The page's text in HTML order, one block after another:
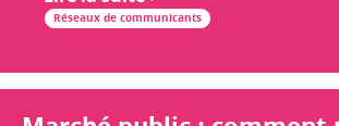
Réseaux de communicants